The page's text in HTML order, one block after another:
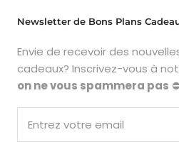
Newsletter de Bons Plans
Envie de recevoir des
cadeaux? Inscrivez-vous à
on ne vous spammera pas ⛔